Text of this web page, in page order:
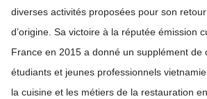
diverses activités proposées pour son
d’origine. Sa victoire à la réputée émission
France en 2015 a donné un supplément de
étudiants et jeunes professionnels
la cuisine et les métiers de la restauration